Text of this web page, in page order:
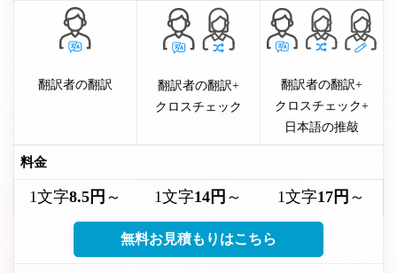
翻訳者の翻訳
翻訳者の翻訳+
クロスチェック
翻訳者の翻訳+
クロスチェック+
日本語の推敲
料金
1文字8.5円 ～ 1文字14円 ～ 1文字17円 ～
無料お見積もりはこちら